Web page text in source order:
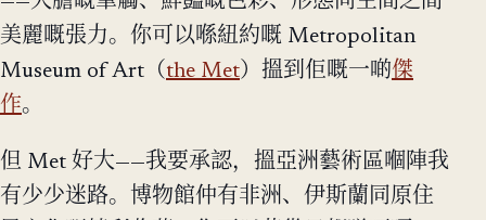
美麗嘅張力。你可以喺紐約嘅 Metropolitan
Museum of Art（the Met）搵到佢嘅一啲傑
作。
但 Met 好大——我要承認，搵亞洲藝術區嗰陣我
有少少迷路。博物館仲有非洲、伊斯蘭同原住